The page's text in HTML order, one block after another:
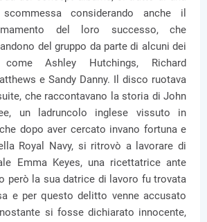
considerando anche il
del loro successo, che
del gruppo da parte di alcuni dei
Ashley Hutchings, Richard
e Sandy Danny. Il disco ruotava
che raccontavano la storia di John
un ladruncolo inglese vissuto in
dopo aver cercato invano fortuna e
Royal Navy, si ritrovò a lavorare di
Emma Keyes, una ricettatrice ante
però la sua datrice di lavoro fu trovata
e per questo delitto venne accusato
si fosse dichiarato innocente,